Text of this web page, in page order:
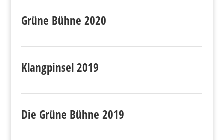
Grüne Bühne 2020
Klangpinsel 2019
Die Grüne Bühne 2019